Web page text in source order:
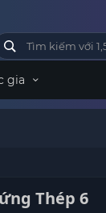
gia
Thép 6